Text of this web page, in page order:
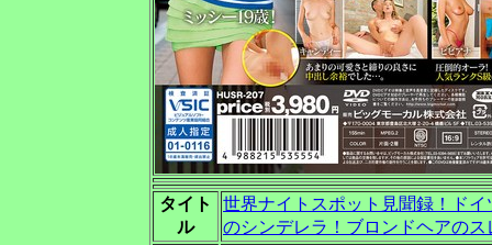
タイト
ル
世界ナイトスポット見聞録！ド
のシンデレラ！ブロンドヘアの